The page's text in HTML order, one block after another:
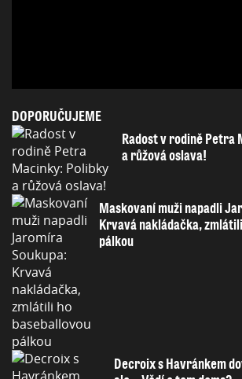
DOPORUČUJEME
Radost v rodině Petra
a růžová oslava!
Maskovaní muži napadli
Krvavá nakládačka,
pálkou
Decroix s Havránkem